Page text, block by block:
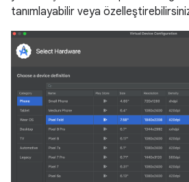
tanımlayabilir veya